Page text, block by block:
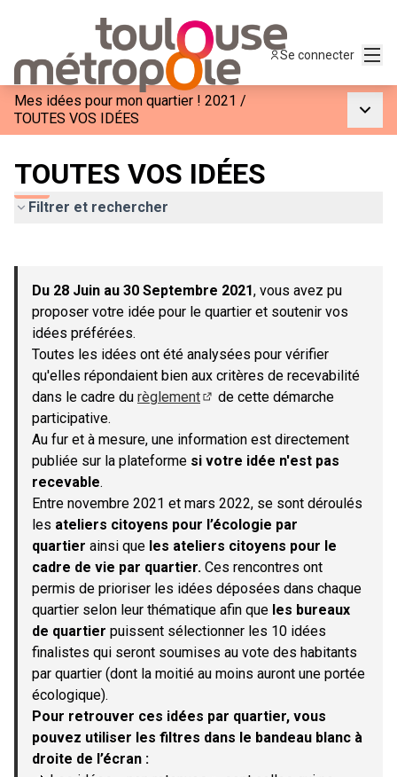
Se connecter
Mes idées pour mon quartier ! 2021 /
TOUTES VOS IDÉES
TOUTES VOS IDÉES
Filtrer et rechercher
−
Du 28 Juin au 30 Septembre 2021, vous avez pu
proposer votre idée pour le quartier et soutenir vos
idées préférées.
Toutes les idées ont été analysées pour vérifier
qu'elles répondaient bien aux critères de recevabilité
dans le cadre du règlement
de cette démarche
participative.
Au fur et à mesure, une information est directement
publiée sur la plateforme si votre idée n'est pas
recevable.
Entre novembre 2021 et mars 2022, se sont déroulés
les ateliers citoyens pour l’écologie par
quartier ainsi que les ateliers citoyens pour le
cadre de vie par quartier. Ces rencontres ont
permis de prioriser les idées déposées dans chaque
quartier selon leur thématique afin que les bureaux
de quartier puissent sélectionner les 10 idées
finalistes qui seront soumises au vote des habitants
par quartier (dont la moitié au moins auront une portée
écologique).
Pour retrouver ces idées par quartier, vous
pouvez utiliser les filtres dans le bandeau blanc à
droite de l’écran :